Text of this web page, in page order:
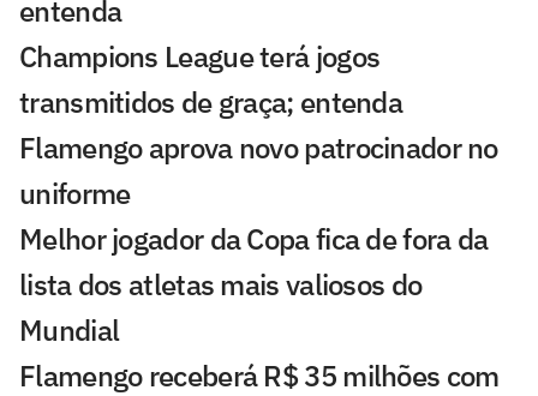
entenda
Champions League terá jogos
transmitidos de graça; entenda
Flamengo aprova novo patrocinador no
uniforme
Melhor jogador da Copa fica de fora da
lista dos atletas mais valiosos do
Mundial
Flamengo receberá R$ 35 milhões com